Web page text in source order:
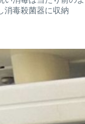
消毒殺菌器に収納